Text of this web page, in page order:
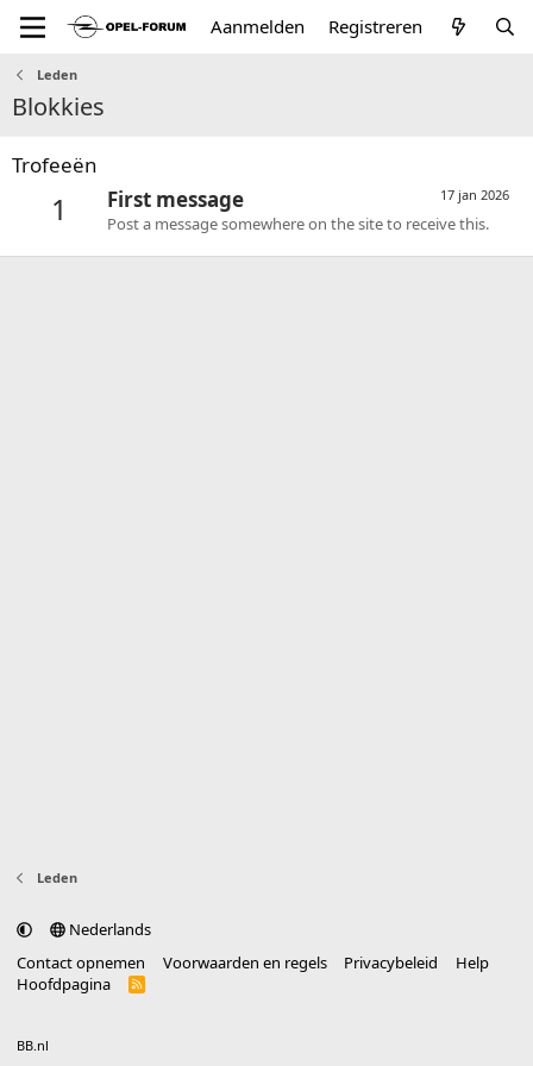
Aanmelden Registreren
Leden
Blokkies
Trofeeën
1 17 jan 2026
First message
Post a message somewhere on the site to receive this.
Leden
Nederlands
Contact opnemen
Voorwaarden en regels Privacybeleid
Help
Hoofdpagina
R
BB.nl